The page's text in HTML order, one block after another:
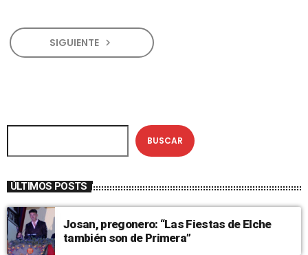
SIGUIENTE navigate_next
BUSCAR
ÚLTIMOS POSTS
Josan, pregonero: “Las Fiestas de Elche
también son de Primera”